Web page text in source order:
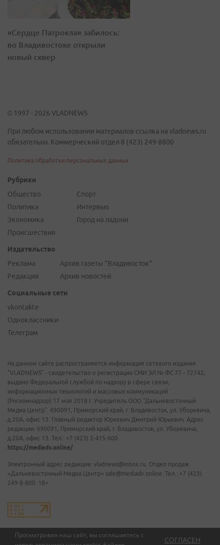
Просматривая наш сайт, вы соглашаетесь с
СОГЛАСЕН
«Сердце Патрокла» забилось:
во Владивостоке открыли
новый сквер
© 1997 - 2026 VLADNEWS
При любом использовании материалов ссылка на vladnews.ru
обязательна. Коммерческий отдел 8 (423) 249-8800
Политика обработки персональных данных
Рубрики
Общество
Политика
Экономика
Происшествия
Спорт
Интервью
Город на ладони
Издательство
Реклама
Редакция
Архив газеты "Владивосток"
Архив новостей
Социальные сети
vkontakte
Одноклассники
Телеграм
На данном сайте распространяется информация сетевого издания
"VLADNEWS" - свидетельство о регистрации СМИ ЭЛ № ФС 77 - 72742,
выдано Федеральной службой по надзору в сфере связи,
информационных технологий и массовых коммуникаций
(Роскомнадзор) 17 мая 2018 г. Учредитель ООО "Дальневосточный
Медиа Центр". 690091, Приморский край, г. Владивосток, ул. Уборевича,
д.20А, офис 13. Главный редактор Юркевич Дмитрий Юрьевич. Адрес
редакции: 690091, Приморский край, г. Владивосток, ул. Уборевича,
д.20А, офис 13. Тел.: +7 (423) 2-415-600.
https://mediadv.online/
Электронный адрес редакции: vladnews@inbox.ru. Отдел продаж
«Дальневосточный Медиа Центр» sale@mediadv.online. Тел.: +7 (423)
249-8-800. 18+